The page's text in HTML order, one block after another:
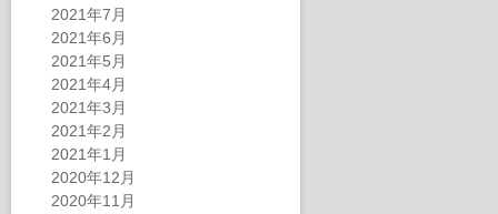
2021年7月
2021年6月
2021年5月
2021年4月
2021年3月
2021年2月
2021年1月
2020年12月
2020年11月